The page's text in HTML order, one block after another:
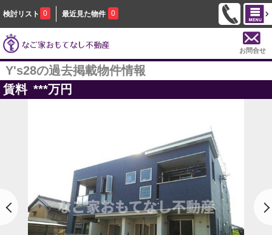
検討リスト 0 最近見た物件 0
お問合せ
Y's28の過去掲載物件情報
賃料 ***万円